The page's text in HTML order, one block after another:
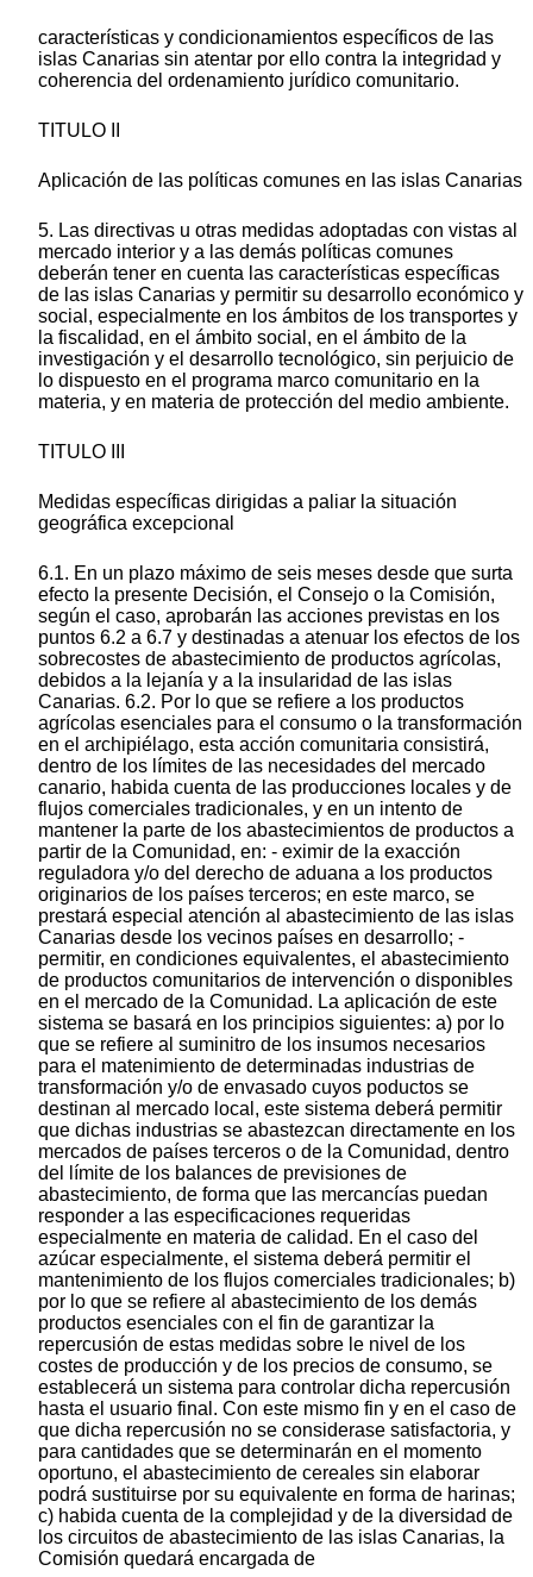
características y condicionamientos específicos de las
islas Canarias sin atentar por ello contra la integridad y
coherencia del ordenamiento jurídico comunitario.
TITULO II
Aplicación de las políticas comunes en las islas Canarias
5. Las directivas u otras medidas adoptadas con vistas al
mercado interior y a las demás políticas comunes
deberán tener en cuenta las características específicas
de las islas Canarias y permitir su desarrollo económico y
social, especialmente en los ámbitos de los transportes y
la fiscalidad, en el ámbito social, en el ámbito de la
investigación y el desarrollo tecnológico, sin perjuicio de
lo dispuesto en el programa marco comunitario en la
materia, y en materia de protección del medio ambiente.
TITULO III
Medidas específicas dirigidas a paliar la situación
geográfica excepcional
6.1. En un plazo máximo de seis meses desde que surta
efecto la presente Decisión, el Consejo o la Comisión,
según el caso, aprobarán las acciones previstas en los
puntos 6.2 a 6.7 y destinadas a atenuar los efectos de los
sobrecostes de abastecimiento de productos agrícolas,
debidos a la lejanía y a la insularidad de las islas
Canarias. 6.2. Por lo que se refiere a los productos
agrícolas esenciales para el consumo o la transformación
en el archipiélago, esta acción comunitaria consistirá,
dentro de los límites de las necesidades del mercado
canario, habida cuenta de las producciones locales y de
flujos comerciales tradicionales, y en un intento de
mantener la parte de los abastecimientos de productos a
partir de la Comunidad, en: - eximir de la exacción
reguladora y/o del derecho de aduana a los productos
originarios de los países terceros; en este marco, se
prestará especial atención al abastecimiento de las islas
Canarias desde los vecinos países en desarrollo; -
permitir, en condiciones equivalentes, el abastecimiento
de productos comunitarios de intervención o disponibles
en el mercado de la Comunidad. La aplicación de este
sistema se basará en los principios siguientes: a) por lo
que se refiere al suminitro de los insumos necesarios
para el matenimiento de determinadas industrias de
transformación y/o de envasado cuyos poductos se
destinan al mercado local, este sistema deberá permitir
que dichas industrias se abastezcan directamente en los
mercados de países terceros o de la Comunidad, dentro
del límite de los balances de previsiones de
abastecimiento, de forma que las mercancías puedan
responder a las especificaciones requeridas
especialmente en materia de calidad. En el caso del
azúcar especialmente, el sistema deberá permitir el
mantenimiento de los flujos comerciales tradicionales; b)
por lo que se refiere al abastecimiento de los demás
productos esenciales con el fin de garantizar la
repercusión de estas medidas sobre le nivel de los
costes de producción y de los precios de consumo, se
establecerá un sistema para controlar dicha repercusión
hasta el usuario final. Con este mismo fin y en el caso de
que dicha repercusión no se considerase satisfactoria, y
para cantidades que se determinarán en el momento
oportuno, el abastecimiento de cereales sin elaborar
podrá sustituirse por su equivalente en forma de harinas;
c) habida cuenta de la complejidad y de la diversidad de
los circuitos de abastecimiento de las islas Canarias, la
Comisión quedará encargada de